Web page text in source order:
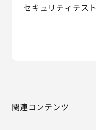
セキュリティテス
関連コンテンツ